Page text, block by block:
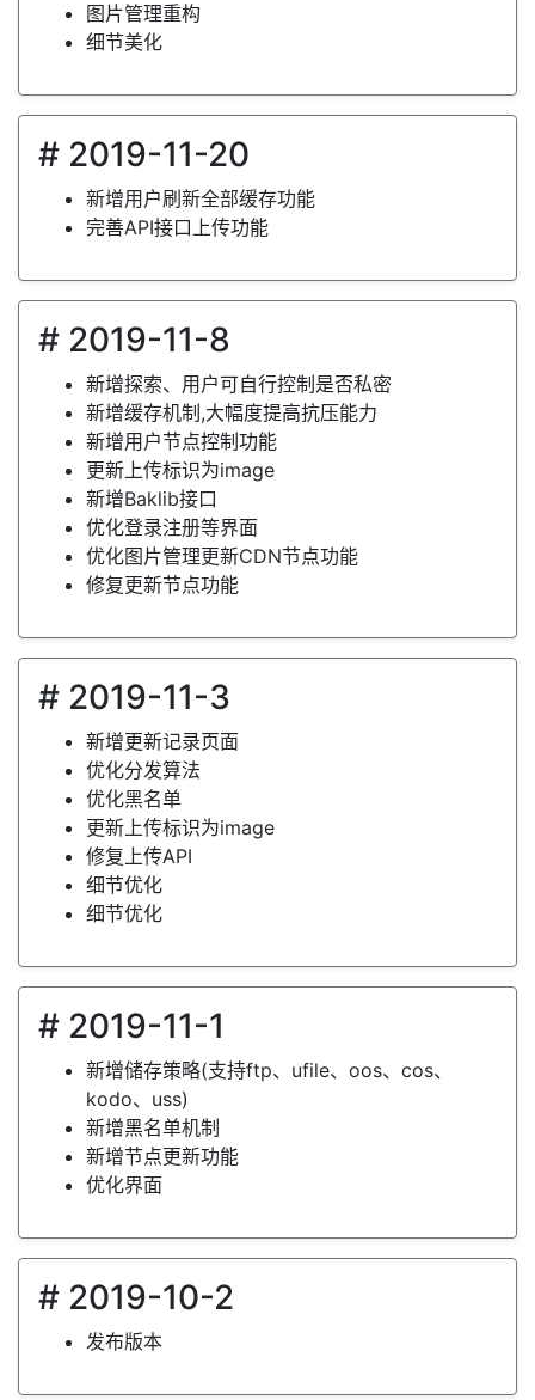
图片管理重构
细节美化
# 2019-11-20
新增用户刷新全部缓存功能
完善API接口上传功能
# 2019-11-8
新增探索、用户可自行控制是否私密
新增缓存机制,大幅度提高抗压能力
新增用户节点控制功能
更新上传标识为image
新增Baklib接口
优化登录注册等界面
优化图片管理更新CDN节点功能
修复更新节点功能
# 2019-11-3
新增更新记录页面
优化分发算法
优化黑名单
更新上传标识为image
修复上传API
细节优化
细节优化
# 2019-11-1
新增储存策略(支持ftp、ufile、oos、cos、
kodo、uss)
新增黑名单机制
新增节点更新功能
优化界面
# 2019-10-2
发布版本